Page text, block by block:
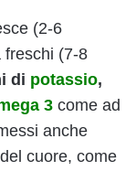
(2-6
freschi (7-8
di potassio,
3 come ad
anche
cuore, come